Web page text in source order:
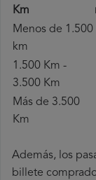
Km
Menos de 1.500
km
1.500 Km -
3.500 Km
Más de 3.500
Km
Además, los
billete